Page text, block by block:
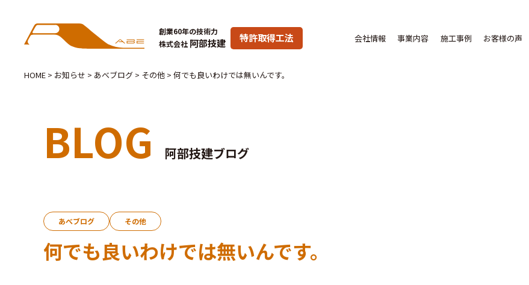
創業60年の技術力
株式会社 阿部技建 特許取得工法 会社情報 事業内容 施工事例 お客様の声
HOME > お知らせ > あべブログ > その他 > 何でも良いわけでは無いんです。
BLOG 阿部技建ブログ
あべブログ その他
何でも良いわけでは無いんです。